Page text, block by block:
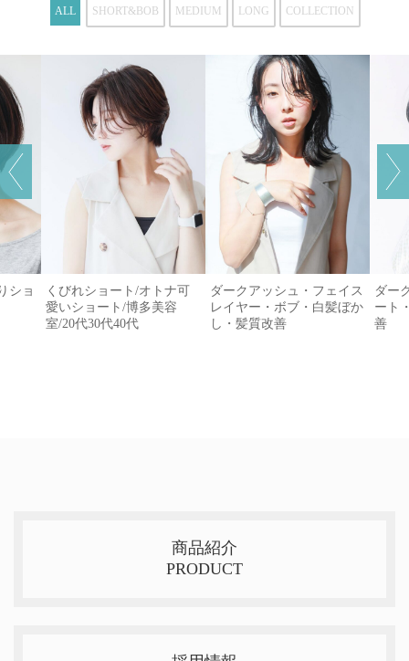
ALL SHORT&BOB MEDIUM LONG COLLECTION
ショ
くびれショート/オトナ可
愛いショート/博多美容
室/20代30代40代
ダークアッシュ・フェイス
レイヤー・ボブ・白髪ぼか
し・髪質改善
ダー
ート
善
商品紹介
PRODUCT